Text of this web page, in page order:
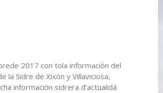
2017 con tola información del
la Sidre de Xixón y Villaviciosa,
información sidrera d’actualidá